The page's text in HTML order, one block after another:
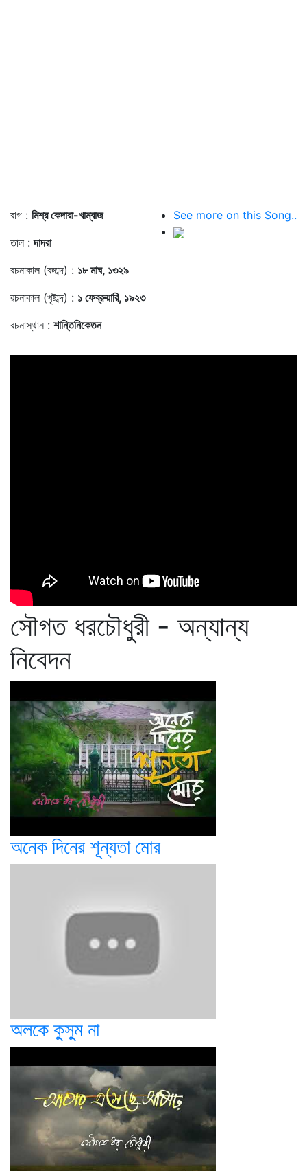
রাগ : মিশ্র কেদারা-খাম্বাজ
তাল :দাদরা
রচনাকাল (বঙ্গাব্দ) : ১৮ মাঘ, ১৩২৯
রচনাকাল (খৃষ্টাব্দ) : ১ ফেব্রুয়ারি, ১৯২৩
রচনাস্থান : শান্তিনিকেতন
See more on this Song..
সৌগত ধরচৌধুরী - অন্যান্য
নিবেদন
অনেক দিনের শূন্যতা মোর
অলকে কুসুম না